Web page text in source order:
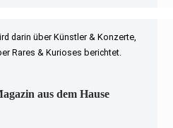
darin über Künstler & Konzerte,
Rares & Kurioses berichtet.
aus dem Hause